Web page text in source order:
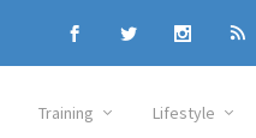
Training Lifestyle